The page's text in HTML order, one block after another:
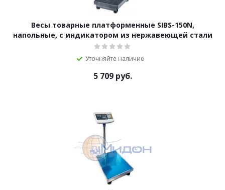
Весы товарные платформенные SIBS-150N,
напольные, с индикатором из нержавеющей стали
Уточняйте наличие
5 709 руб.